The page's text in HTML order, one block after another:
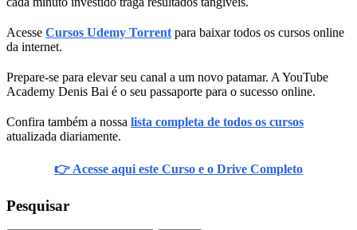
Acesse Cursos Udemy Torrent para baixar todos os cursos online
da internet.
Prepare-se para elevar seu canal a um novo patamar. A YouTube
Academy Denis Bai é o seu passaporte para o sucesso online.
Confira também a nossa lista completa de todos os cursos
atualizada diariamente.
👉 Acesse aqui este Curso e o Drive Completo
Pesquisar